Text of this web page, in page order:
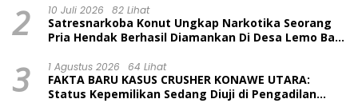
2 10 Juli 2026 82 Lihat
Satresnarkoba Konut Ungkap Narkotika Seorang
Pria Hendak Berhasil Diamankan Di Desa Lemo Bajo
3 1 Agustus 2026 64 Lihat
FAKTA BARU KASUS CRUSHER KONAWE UTARA:
Status Kepemilikan Sedang Diuji di Pengadilan